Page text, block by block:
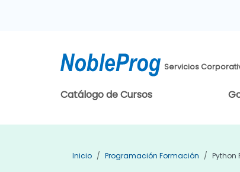
Servicios
Catálogo de Cursos
Inicio Programación Formación Python